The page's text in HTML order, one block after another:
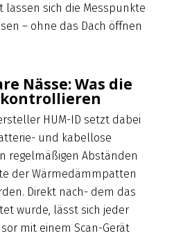
lassen sich die Messpunkte
– ohne das Dach öffnen
Nässe: Was die
kontrollieren
HUM-ID setzt dabei
und kabellose
regelmäßigen Abständen
der Wärmedämmpatten
Direkt nach- dem das
wurde, lässt sich jeder
mit einem Scan-Gerät